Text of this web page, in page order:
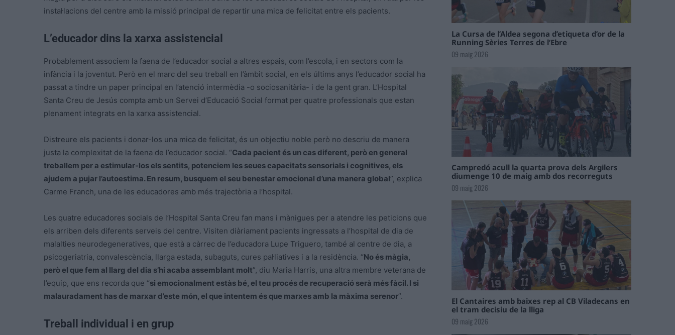
instal·lacions del centre amb la missió principal de repartir una mica de felicitat entre els pacients.
L’educador dins la xarxa assistencial
Probablement associem la faena de l’educador social a altres espais, com l’escola, i en sectors com la
infància i la joventut. Però en el marc del seu treball en l’àmbit social, en els últims anys l’educador social ha
passat a tindre un paper principal en l’atenció intermèdia -o sociosanitària- i de la gent gran. L’Hospital
Santa Creu de Jesús compta amb un Servei d’Educació Social format per quatre professionals que estan
plenament integrats en la xarxa assistencial.
Distreure els pacients i donar-los una mica de felicitat, és un objectiu noble però no descriu de manera
justa la complexitat de la faena de l’educador social. “Cada pacient és un cas diferent, però en general
treballem per a estimular-los els sentits, potenciem les seues capacitats sensorials i cognitives, els
ajudem a pujar l’autoestima. En resum, busquem el seu benestar emocional d’una manera global”, explica
Carme Franch, una de les educadores amb més trajectòria a l’hospital.
Les quatre educadores socials de l’Hospital Santa Creu fan mans i mànigues per a atendre les peticions que
els arriben dels diferents serveis del centre. Visiten diàriament pacients ingressats a l’hospital de dia de
malalties neurodegeneratives, que està a càrrec de l’educadora Lupe Triguero, també al centre de dia, a
psicogeriatria, convalescència, llarga estada, subaguts, cures pal·liatives i a la residència. “No és màgia,
però el que fem al llarg del dia s’hi acaba assemblant molt”, diu Maria Harris, una altra membre veterana de
l’equip, que ens recorda que “si emocionalment estàs bé, el teu procés de recuperació serà més fàcil. I si
malauradament has de marxar d’este món, el que intentem és que marxes amb la màxima serenor”.
Treball individual i en grup
La Cursa de l’Aldea segona d’etiqueta d’or de la
Running Sèries Terres de l’Ebre
09 maig 2026
Campredó acull la quarta prova dels Argilers
diumenge 10 de maig amb dos recorreguts
09 maig 2026
El Cantaires amb baixes rep al CB Viladecans en
el tram decisiu de la lliga
09 maig 2026